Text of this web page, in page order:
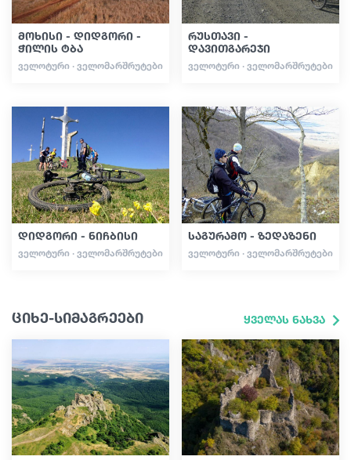
მოხისი - დიდგორი -
ჭილის ტბა
ᲕᲔᲚᲝᲢᲣᲠᲘ · ᲕᲔᲚᲝᲛᲐᲠᲨᲠᲣᲢᲔᲑᲘ
რუსთავი -
დავითგარეჯი
ᲕᲔᲚᲝᲢᲣᲠᲘ · ᲕᲔᲚᲝᲛᲐᲠᲨᲠᲣᲢᲔᲑᲘ
დიდგორი - ნიჩბისი
ᲕᲔᲚᲝᲢᲣᲠᲘ · ᲕᲔᲚᲝᲛᲐᲠᲨᲠᲣᲢᲔᲑᲘ
საგურამო - ზედაზენი
ᲕᲔᲚᲝᲢᲣᲠᲘ · ᲕᲔᲚᲝᲛᲐᲠᲨᲠᲣᲢᲔᲑᲘ
ციხე-სიმაგრეები ყველას ნახვა